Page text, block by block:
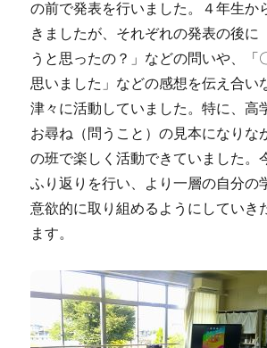
の前で発表を行いました。４年生か
きましたが、それぞれの発表の後に
うと思ったの？」などの問いや、「
思いました」などの感想を伝え合い
津々に活動していました。特に、高
お尋ね（問うこと）の見本になりな
の班で楽しく活動できていました。
ふり返りを行い、より一層の自分の
意欲的に取り組めるようにしていき
ます。